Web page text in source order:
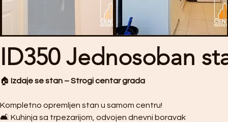
ID350 Jednosoban
🏠 Izdaje se stan – Strogi centar grada
Kompletno opremljen stan u samom centru!
🛋️ Kuhinja sa trpezarijom, odvojen dnevni boravak